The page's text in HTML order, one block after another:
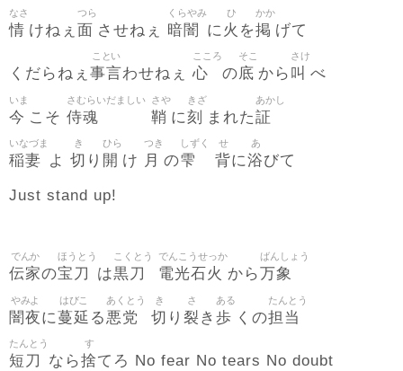
情
なさ
けねぇ 面
つら
させねぇ 暗闇
くらやみ
に火
ひ
を掲
かか
げて
くだらねぇ 事言
ことい
わせねぇ 心
こころ
の底
そこ
から 叫
さけ
べ
今
いま
こそ 侍魂
さむらいだましい
鞘
さや
に刻
きざ
まれた証
あかし
稲妻
いなづま
よ 切
き
り 開
ひら
け 月
つき
の雫
しずく
背
せ
に浴
あ
びて
Just stand up!
伝家
でんか
の宝刀
ほうとう
は黒刀
こくとう
電光石火
でんこうせっか
から万象
ばんしょう
闇夜
やみよ
に蔓延
はびこ
る悪党
あくとう
切
き
り 裂
さ
き 歩
ある
くの担当
たんとう
短刀
たんとう
なら捨
す
てろ No fear No tears No doubt